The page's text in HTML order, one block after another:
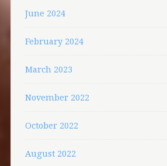
June 2024
February 2024
March 2023
November 2022
October 2022
August 2022